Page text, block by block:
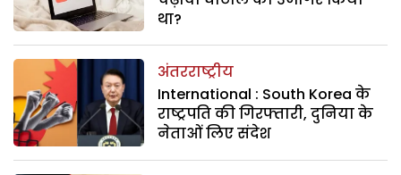
था?
अंतरराष्ट्रीय
International : South Korea के
राष्ट्रपति की गिरफ्तारी, दुनिया के
नेताओं लिए संदेश